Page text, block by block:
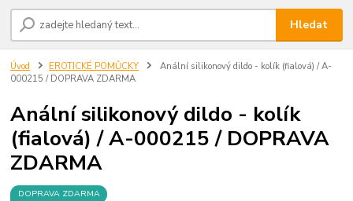
Hledat
Úvod EROTICKÉ POMŮCKY
Anální silikonový dildo - kolík (fialová) / A-
000215 / DOPRAVA ZDARMA
Anální silikonový dildo - kolík
(fialová) / A-000215 / DOPRAVA
ZDARMA
DOPRAVA ZDARMA